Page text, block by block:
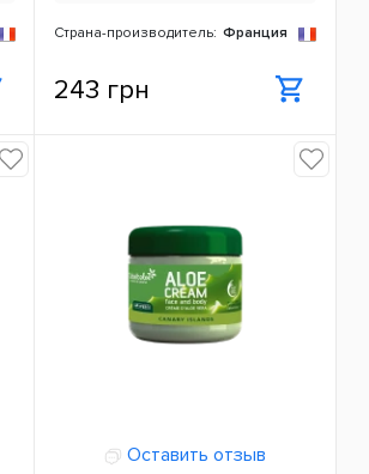
Страна-производитель: Франция
243 грн
Оставить отзыв